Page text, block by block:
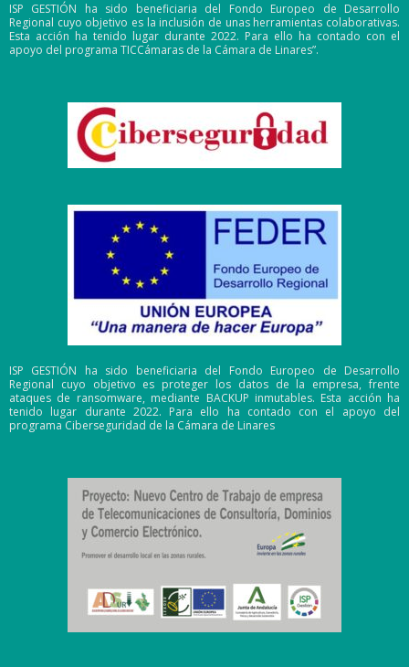
ISP GESTIÓN ha sido beneficiaria del Fondo Europeo de Desarrollo
Regional cuyo objetivo es la inclusión de unas herramientas colaborativas.
Esta acción ha tenido lugar durante 2022. Para ello ha contado con el
apoyo del programa TICCámaras de la Cámara de Linares”.
ISP GESTIÓN ha sido beneficiaria del Fondo Europeo de Desarrollo
Regional cuyo objetivo es proteger los datos de la empresa, frente
ataques de ransomware, mediante BACKUP inmutables. Esta acción ha
tenido lugar durante 2022. Para ello ha contado con el apoyo del
programa Ciberseguridad de la Cámara de Linares